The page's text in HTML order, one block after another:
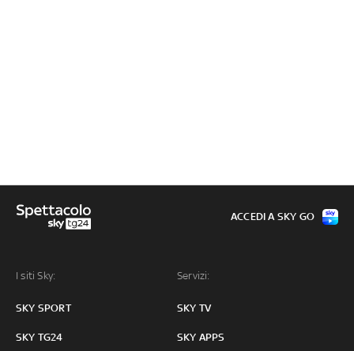
I siti Sky:
SKY SPORT
SKY TG24
Servizi:
SKY TV
SKY APPS
ACCEDI A SKY GO